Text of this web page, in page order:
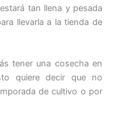
tan llena y pesada
llevarla a la tienda de
tener una cosecha en
quiere decir que no
de cultivo o por